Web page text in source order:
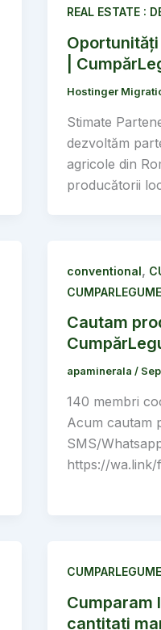
REAL ESTATE :
|
Hostinger
Stimate
dezvoltăm
agricole din
producătorii
conventional,
CUMPARLEGUME
Cautam
apaminerala /
140 membri
Acum cautam
SMS/
https://wa.link/
CUMPARLEGUME
Cumparam
cantitati